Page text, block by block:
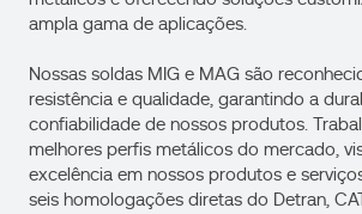
ampla gama de aplicações.
Nossas soldas MIG e MAG são
resistência e qualidade, garantindo a
confiabilidade de nossos produtos.
melhores perfis metálicos do mercado,
excelência em nossos produtos e
seis homologações diretas do Detran,